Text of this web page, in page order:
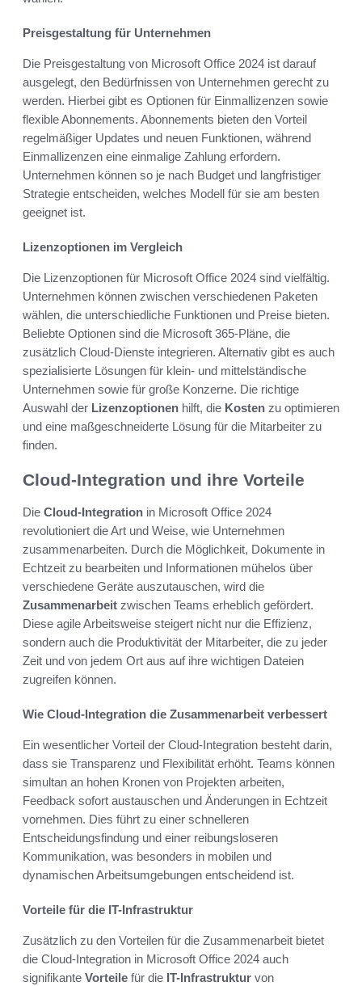
Preisgestaltung für Unternehmen
Die Preisgestaltung von Microsoft Office 2024 ist darauf
ausgelegt, den Bedürfnissen von Unternehmen gerecht zu
werden. Hierbei gibt es Optionen für Einmallizenzen sowie
flexible Abonnements. Abonnements bieten den Vorteil
regelmäßiger Updates und neuen Funktionen, während
Einmallizenzen eine einmalige Zahlung erfordern.
Unternehmen können so je nach Budget und langfristiger
Strategie entscheiden, welches Modell für sie am besten
geeignet ist.
Lizenzoptionen im Vergleich
Die Lizenzoptionen für Microsoft Office 2024 sind vielfältig.
Unternehmen können zwischen verschiedenen Paketen
wählen, die unterschiedliche Funktionen und Preise bieten.
Beliebte Optionen sind die Microsoft 365-Pläne, die
zusätzlich Cloud-Dienste integrieren. Alternativ gibt es auch
spezialisierte Lösungen für klein- und mittelständische
Unternehmen sowie für große Konzerne. Die richtige
Auswahl der Lizenzoptionen hilft, die Kosten zu optimieren
und eine maßgeschneiderte Lösung für die Mitarbeiter zu
finden.
Cloud-Integration und ihre Vorteile
Die Cloud-Integration in Microsoft Office 2024
revolutioniert die Art und Weise, wie Unternehmen
zusammenarbeiten. Durch die Möglichkeit, Dokumente in
Echtzeit zu bearbeiten und Informationen mühelos über
verschiedene Geräte auszutauschen, wird die
Zusammenarbeit zwischen Teams erheblich gefördert.
Diese agile Arbeitsweise steigert nicht nur die Effizienz,
sondern auch die Produktivität der Mitarbeiter, die zu jeder
Zeit und von jedem Ort aus auf ihre wichtigen Dateien
zugreifen können.
Wie Cloud-Integration die Zusammenarbeit verbessert
Ein wesentlicher Vorteil der Cloud-Integration besteht darin,
dass sie Transparenz und Flexibilität erhöht. Teams können
simultan an hohen Kronen von Projekten arbeiten,
Feedback sofort austauschen und Änderungen in Echtzeit
vornehmen. Dies führt zu einer schnelleren
Entscheidungsfindung und einer reibungsloseren
Kommunikation, was besonders in mobilen und
dynamischen Arbeitsumgebungen entscheidend ist.
Vorteile für die IT-Infrastruktur
Zusätzlich zu den Vorteilen für die Zusammenarbeit bietet
die Cloud-Integration in Microsoft Office 2024 auch
signifikante Vorteile für die IT-Infrastruktur von